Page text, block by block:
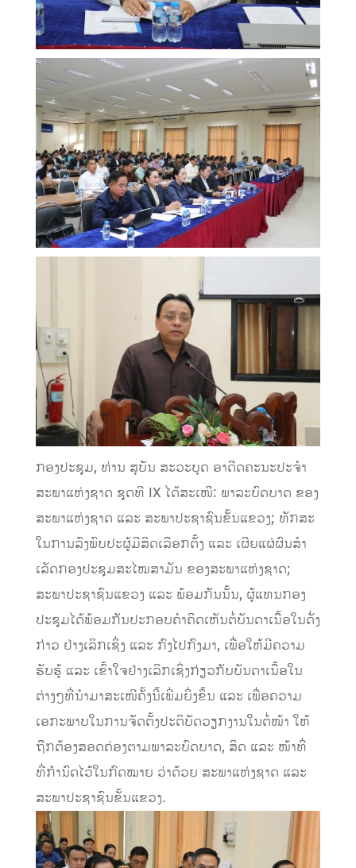
ກອງປະຊຸມ, ທ່ານ ສຸບັນ ສະວະບຸດ ອາດີດຄະນະປະຈໍາ
ສະພາແຫ່ງຊາດ ຊຸດທີ IX ໄດ້ສະເໜີ: ພາລະບົດບາດ ຂອງ
ສະພາແຫ່ງຊາດ ແລະ ສະພາປະຊາຊົນຂັ້ນແຂວງ; ທັກສະ
ໃນການລົງພົບປະຜູ້ມີສິດເລືອກຕັ້ງ ແລະ ເຜີຍແຜ່ຜົນສໍາ
ເລັດກອງປະຊຸມສະໄໝສາມັນ ຂອງສະພາແຫ່ງຊາດ;
ສະພາປະຊາຊົນແຂວງ ແລະ ພ້ອມກັນນັ້ນ, ຜູ້ແທນກອງ
ປະຊຸມໄດ້ພ້ອມກັນປະກອບຄໍາຄິດເຫັນຕໍ່ບັນດາເນື້ອໃນດັ່ງ
ກ່າວ ຢ່າງເລິກເຊິ່ງ ແລະ ກົງໄປກົງມາ, ເພື່ອໃຫ້ມີຄວາມ
ຮັບຮູ້ ແລະ ເຂົ້າໃຈຢ່າງເລິກເຊິ່ງກ່ຽວກັບບັນດາເນື້ອໃນ
ຕ່າງໆທີ່ນໍາມາສະເໜີຄັ້ງນີ້ເພີ່ມຍິ່ງຂຶ້ນ ແລະ ເພື່ອຄວາມ
ເອກະພາບໃນການຈັດຕັ້ງປະຕິບັດວຽກງານໃນຕໍ່ໜ້າ ໃຫ້
ຖືກຕ້ອງສອດຄ່ອງຕາມພາລະບົດບາດ, ສິດ ແລະ ໜ້າທີ່
ທີ່ກໍານົດໄວ້ໃນກົດໝາຍ ວ່າດ້ວຍ ສະພາແຫ່ງຊາດ ແລະ
ສະພາປະຊາຊົນຂັ້ນແຂວງ.